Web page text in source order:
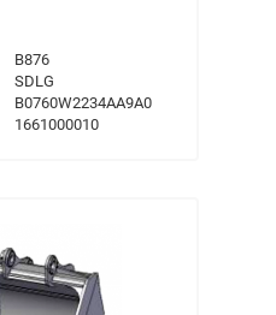
B876
SDLG
B0760W2234AA9A0
1661000010